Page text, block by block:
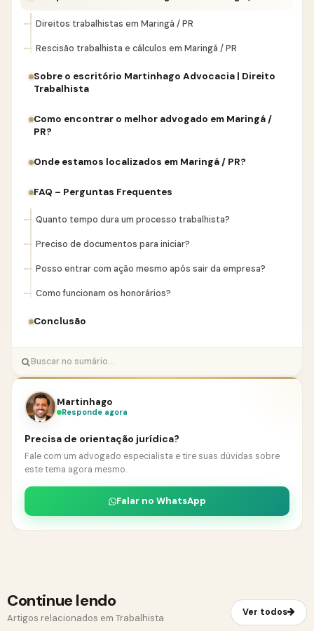
Direitos trabalhistas em Maringá / PR
Rescisão trabalhista e cálculos em Maringá / PR
Sobre o escritório Martinhago Advocacia | Direito
Trabalhista
Como encontrar o melhor advogado em Maringá /
PR?
Onde estamos localizados em Maringá / PR?
FAQ – Perguntas Frequentes
Quanto tempo dura um processo trabalhista?
Preciso de documentos para iniciar?
Posso entrar com ação mesmo após sair da empresa?
Como funcionam os honorários?
Conclusão
Martinhago
Responde agora
Precisa de orientação jurídica?
Fale com um advogado especialista e tire suas dúvidas sobre
este tema agora mesmo.
Falar no WhatsApp
Continue lendo
Artigos relacionados em Trabalhista
Ver todos